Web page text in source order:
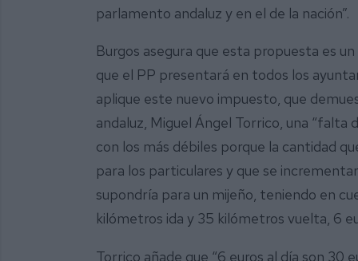
parlamento andaluz y en el de la nación”.
Burgos asegura que esta propuesta es
que el PP presentará en todos los
aplique este nuevo impuesto, que
andaluz, Miguel Ángel Torrico, una “falta
con los más débiles porque la cantidad
para los particulares y que se
supondría para un mijeño, teniendo en
kilómetros ida y 35 kilómetros vuelta, 6
Torrico añade que “6 euros al día son 30